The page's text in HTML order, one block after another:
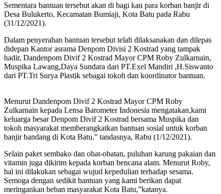
Sementara bantuan tersebut akan di bagi kan para korban banjir di
Desa Bulukerto, Kecamatan Bumiaji, Kota Batu pada Rabu
(31/12/2021).
Dalam penyerahan bantuan tersebut telah dilaksanakan dan dilepas
didepan Kantor asrama Denpom Divisi 2 Kostrad yang tampak
hadir, Dandenpom Divif 2 Kostrad Mayor CPM Roby Zulkarnain,
Muspika Lawang,Daya Sundara dari PT.Exel Mandiri ,H.Siswanto
dari PT.Tri Surya Plastik sebagai tokoh dan koordinator bantuan.
Menurut Dandenpom Divif 2 Kostrad Mayor CPM Roby
Zulkarnain kepada Lensa Barometer Indonesia mengatakan,kami
keluarga besar Denpom Divif 2 Kostrad bersama Muspika dan
tokoh masyarakat memberangkatkan bantuan sosial untuk korban
banjir bandang di Kota Batu,” tandasnya, Rabu (1/12/2021).
Selain paket sembako dan obat-obatan, puluhan karung pakaian dan
vitamin juga dikirim kepada korban bencana alam. Menurut Roby,
hal ini dilakukan sebagai wujud kepedulian terhadap sesama.
Semoga dengan sedikit bantuan yang kami berikan dapat
meringankan beban masyarakat Kota Batu,”katanya.